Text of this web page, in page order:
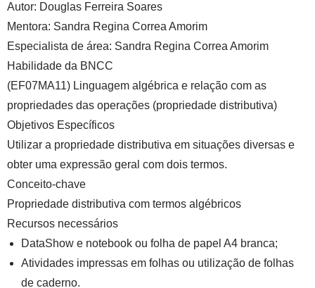
Autor: Douglas Ferreira Soares
Mentora: Sandra Regina Correa Amorim
Especialista de área: Sandra Regina Correa Amorim
Habilidade da BNCC
(EF07MA11) Linguagem algébrica e relação com as
propriedades das operações (propriedade distributiva)
Objetivos Específicos
Utilizar a propriedade distributiva em situações diversas e
obter uma expressão geral com dois termos.
Conceito-chave
Propriedade distributiva com termos algébricos
Recursos necessários
DataShow e notebook ou folha de papel A4 branca;
Atividades impressas em folhas ou utilização de folhas
de caderno.